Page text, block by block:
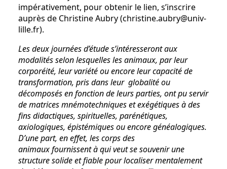
impérativement, pour obtenir le lien, s’inscrire
auprès de Christine Aubry (christine.aubry@univ-
lille.fr).
Les deux journées d’étude s’intéresseront aux
modalités selon lesquelles les animaux, par leur
corporéité, leur variété ou encore leur capacité de
transformation, pris dans leur globalité ou
décomposés en fonction de leurs parties, ont pu servir
de matrices mnémotechniques et exégétiques à des
fins didactiques, spirituelles, parénétiques,
axiologiques, épistémiques ou encore généalogiques.
D’une part, en effet, les corps des
animaux fournissent à qui veut se souvenir une
structure solide et fiable pour localiser mentalement